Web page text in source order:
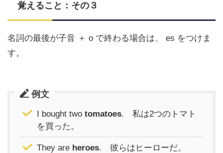
覚えること：その３
名詞の最後が子音 ＋ o で終わる場合は、 es をつけま
す。
例文
I bought two tomatoes. 私は2つのトマト
を買った。
They are heroes. 彼らはヒーローだ。